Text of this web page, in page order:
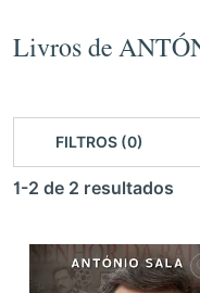
Livros de
FILTROS (0)
1-2 de 2 resultados